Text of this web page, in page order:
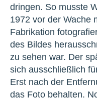
dringen. So musste
1972 vor der Wache
Fabrikation
des Bildes
zu sehen war. Der
sich ausschließlich
Erst nach der
das Foto behalten.